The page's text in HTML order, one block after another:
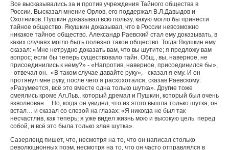
Все высказывались за и против учреждения Тайного общества в
России. Высказал мнение Орлов, его поддержал В.Л.Давыдов и
Охотников. Пушкин доказывал всю пользу, какую могло бы принести
тайное общество. Якушкин доказывал, что в России невозможно
никакое тайное общество. Александр Раевский стал ему доказывать, в
каких случаях могло быть полезно такое общество. Тогда Якушкин ему
сказал: «Мне нетрудно доказать вам, что вы шутите; я предложу вам
вопрос; если бы теперь существовало тайн. Общ., вы, наверное, не
присоединились к нему?» - «Напротив, наверное, присоединился бы»,
- отвечал он. «В таком случае давайте руку», - сказал я ему. И он
протянул мне руку, после чего я расхохотался, сказав Раевскому:
«Разумеется, всё это вместе одна только шутка». Другие тоже
смеялись кроме Ал.Льв., который дремал и Пушкин, который был очень
взволнован… Но, когда он увидел, что из этого вышла только шутка, он
встал… и сказал со слезой на глазах: «Я никогда не был так
несчастлив, как теперь; я уже видел жизнь мою и высокую цель перед
собой, и всё это была только злая шутка».
Сазерленд пишет, что, несмотря на то, что он написал столько
революционных поэм, несмотря на то, что он часто отправлялся в